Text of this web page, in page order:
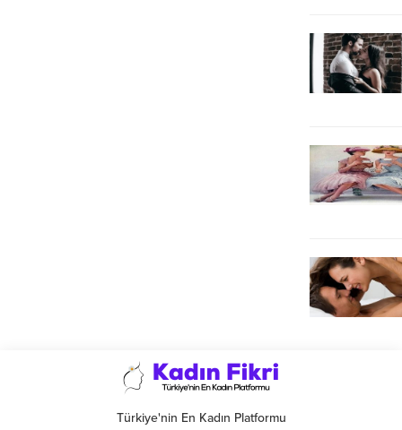
Türkiye'nin En Kadın Platformu